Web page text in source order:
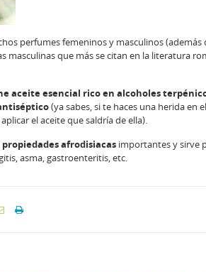
perfumes femeninos y masculinos (además
masculinas que más se citan en la literatura
aceite esencial rico en alcoholes
(ya sabes, si te haces una herida en
el aceite que saldría de ella).
propiedades afrodisiacas importantes y sirve
asma, gastroenteritis, etc.